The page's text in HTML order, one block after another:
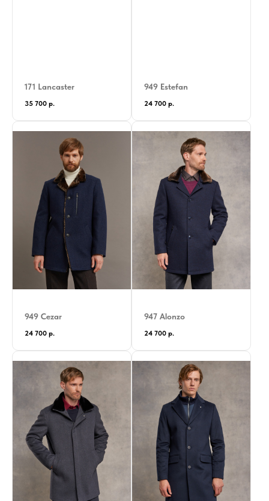
171 Lancaster
35 700 р.
949 Estefan
24 700 р.
949 Cezar
24 700 р.
947 Alonzo
24 700 р.